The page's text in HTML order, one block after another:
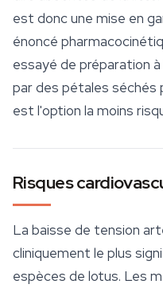
est donc une mise en
énoncé
essayé de préparation
par des pétales séchés
est l'option la moins
Risques
La baisse de tension
cliniquement le plus
espèces de lotus. Les